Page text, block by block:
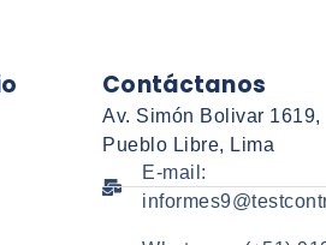
Contáctanos
Av. Simón Bolivar 1619,
Pueblo Libre, Lima
E-mail: